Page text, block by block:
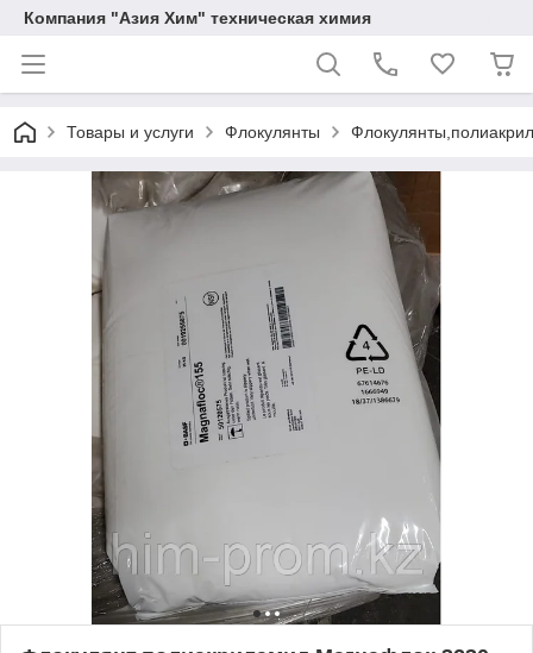
Компания "Азия Хим" техническая химия
Товары и услуги Флокулянты